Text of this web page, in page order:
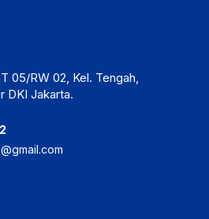
05/RW 02, Kel. Tengah,
DKI Jakarta.